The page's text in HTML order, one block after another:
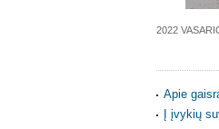
2022
Apie
Į įvykių